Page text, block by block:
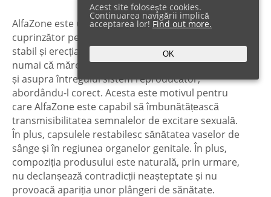
AlfaZone este un complex de încredere și
cuprinzător pentru sănătatea masculină, libidoul
stabil și erecția crescută. Suplimentul original nu
numai că mărește potența sexuală, dar acționează
și asupra întregului sistem reproducător,
abordându-l corect. Acesta este motivul pentru
care AlfaZone este capabil să îmbunătățească
transmisibilitatea semnalelor de excitare sexuală.
În plus, capsulele restabilesc sănătatea vaselor de
sânge și în regiunea organelor genitale. În plus,
compoziția produsului este naturală, prin urmare,
nu declanșează contradicții neașteptate și nu
provoacă apariția unor plângeri de sănătate.
Acest site foloseşte cookies.
Continuarea navigării implică
acceptarea lor! Find out more.
OK